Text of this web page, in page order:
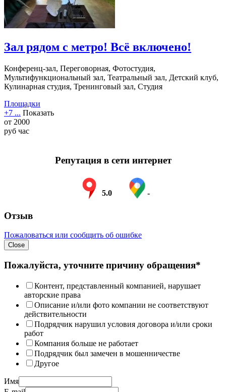
Зал рядом с метро! Всё включено!
Конференц-зал, Переговорная, Фотостудия,
Мультифункциональный зал, Театральный зал, Детский клуб,
Кулинарная студия, Тренинговый зал, Студия
Площадки
+7 ... Показать
от 2000
руб час
Репутация в сети интернет
5.0 -
Отзыв
Пожаловаться или сообщить об ошибке
Close
Пожалуйста, уточните причину обращения*
Контент, представленный компанией, нарушает
авторские права
Описание и/или фото компании не соответствуют
действительности
Подрядчик нарушил условия договора и/или сроки
работ
Компания больше не работает
Подрядчик был замечен в мошенничестве
Другое
Имя